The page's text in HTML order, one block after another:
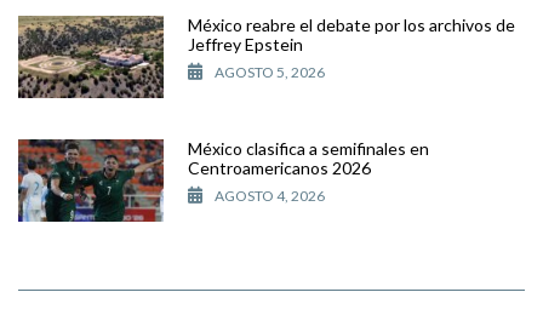
México reabre el debate por los archivos de
Jeffrey Epstein
AGOSTO 5, 2026
México clasifica a semifinales en
Centroamericanos 2026
AGOSTO 4, 2026